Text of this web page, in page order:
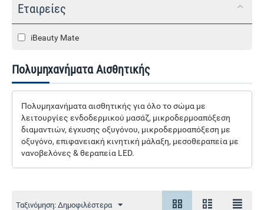
Εταιρείες
iBeauty Mate
Πολυμηχανήματα Αισθητικής
Πολυμηχανήματα αισθητικής για όλο το σώμα με
λειτουργίες ενδοδερμικού μασάζ, μικροδερμοαπόξεση
διαμαντιών, έγχυσης οξυγόνου, μικροδερμοαπόξεση με
οξυγόνο, επιφανειακή κινητική μάλαξη, μεσοθεραπεία με
νανοβελόνες & θεραπεία LED.
Ταξινόμηση: Δημοφιλέστερα